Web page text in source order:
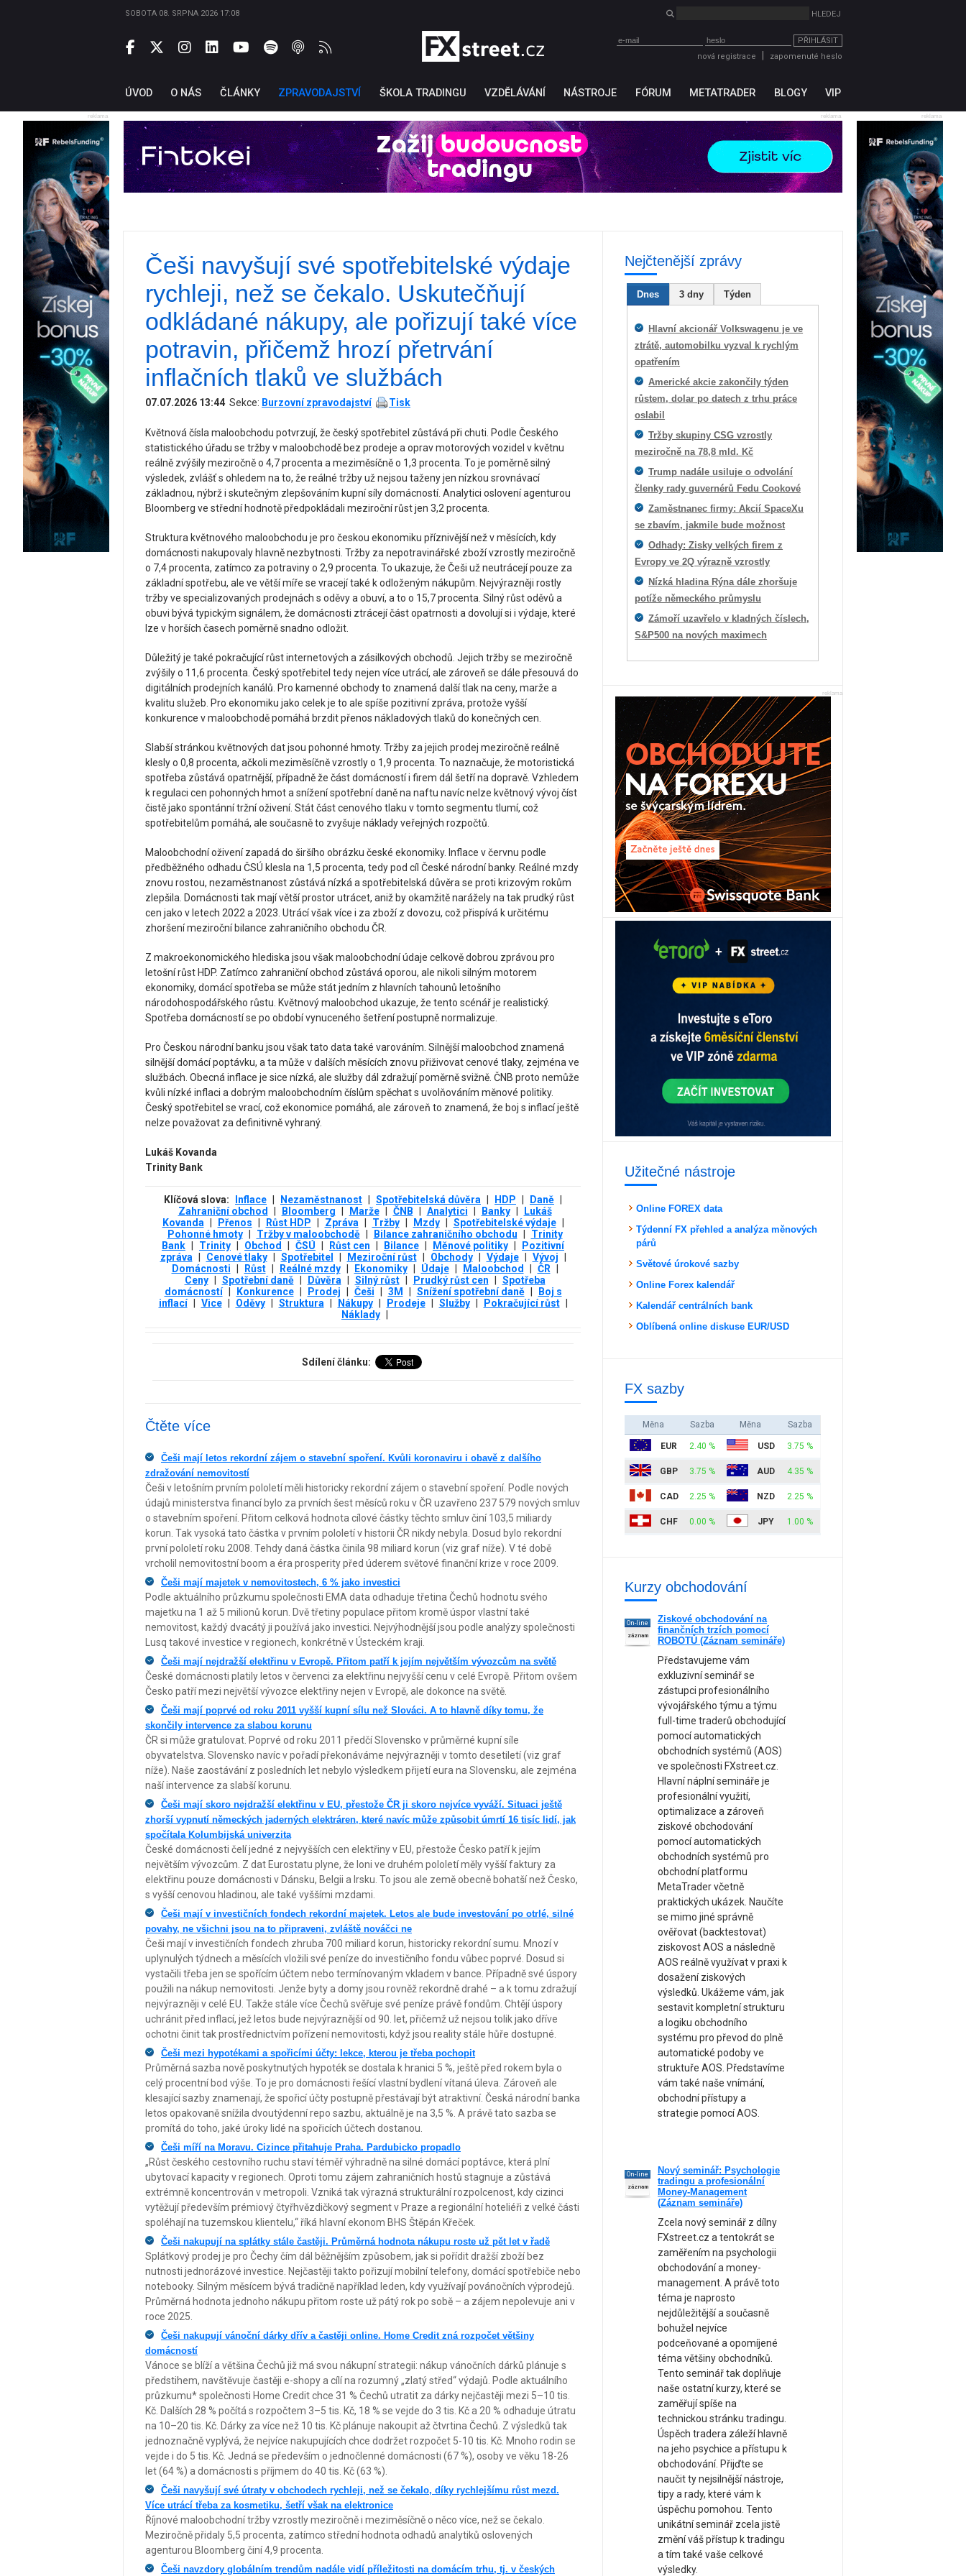
SOBOTA 08. SRPNA 2026 17:08
PŘIHLÁSIT
nová registrace
zapomenuté heslo
ÚVOD O NÁS ČLÁNKY ZPRAVODAJSTVÍ ŠKOLA TRADINGU VZDĚLÁVÁNÍ NÁSTROJE FÓRUM METATRADER BLOGY VIP
reklama reklama
reklama
Ticker Tape by TradingView
Češi navyšují své spotřebitelské výdaje
rychleji, než se čekalo. Uskutečňují
odkládané nákupy, ale pořizují také více
potravin, přičemž hrozí přetrvání
inflačních tlaků ve službách
07.07.2026 13:44 Sekce: Burzovní zpravodajství Tisk
Květnová čísla maloobchodu potvrzují, že český spotřebitel zůstává při chuti. Podle Českého
statistického úřadu se tržby v maloobchodě bez prodeje a oprav motorových vozidel v květnu
reálně zvýšily meziročně o 4,7 procenta a meziměsíčně o 1,3 procenta. To je poměrně silný
výsledek, zvlášť s ohledem na to, že reálné tržby už nejsou taženy jen nízkou srovnávací
základnou, nýbrž i skutečným zlepšováním kupní síly domácností. Analytici oslovení agenturou
Bloomberg ve střední hodnotě předpokládali meziroční růst jen 3,2 procenta.
Struktura květnového maloobchodu je pro českou ekonomiku příznivější než v měsících, kdy
domácnosti nakupovaly hlavně nezbytnosti. Tržby za nepotravinářské zboží vzrostly meziročně
o 7,4 procenta, zatímco za potraviny o 2,9 procenta. To ukazuje, že Češi už neutrácejí pouze za
základní spotřebu, ale ve větší míře se vracejí také k odloženým nákupům. Nejvýrazněji rostly
tržby ve specializovaných prodejnách s oděvy a obuví, a to o 15,7 procenta. Silný růst oděvů a
obuvi bývá typickým signálem, že domácnosti ztrácejí část opatrnosti a dovolují si i výdaje, které
lze v horších časech poměrně snadno odložit.
Důležitý je také pokračující růst internetových a zásilkových obchodů. Jejich tržby se meziročně
zvýšily o 11,6 procenta. Český spotřebitel tedy nejen více utrácí, ale zároveň se dále přesouvá do
digitálních prodejních kanálů. Pro kamenné obchody to znamená další tlak na ceny, marže a
kvalitu služeb. Pro ekonomiku jako celek je to ale spíše pozitivní zpráva, protože vyšší
konkurence v maloobchodě pomáhá brzdit přenos nákladových tlaků do konečných cen.
Slabší stránkou květnových dat jsou pohonné hmoty. Tržby za jejich prodej meziročně reálně
klesly o 0,8 procenta, ačkoli meziměsíčně vzrostly o 1,9 procenta. To naznačuje, že motoristická
spotřeba zůstává opatrnější, případně že část domácností i firem dál šetří na dopravě. Vzhledem
k regulaci cen pohonných hmot a snížení spotřební daně na naftu navíc nelze květnový vývoj číst
čistě jako spontánní tržní oživení. Stát část cenového tlaku v tomto segmentu tlumí, což
spotřebitelům pomáhá, ale současně to zvyšuje náklady veřejných rozpočtů.
Maloobchodní oživení zapadá do širšího obrázku české ekonomiky. Inflace v červnu podle
předběžného odhadu ČSÚ klesla na 1,5 procenta, tedy pod cíl České národní banky. Reálné mzdy
znovu rostou, nezaměstnanost zůstává nízká a spotřebitelská důvěra se proti krizovým rokům
zlepšila. Domácnosti tak mají větší prostor utrácet, aniž by okamžitě narážely na tak prudký růst
cen jako v letech 2022 a 2023. Utrácí však více i za zboží z dovozu, což přispívá k určitému
zhoršení meziroční bilance zahraničního obchodu ČR.
Z makroekonomického hlediska jsou však maloobchodní údaje celkově dobrou zprávou pro
letošní růst HDP. Zatímco zahraniční obchod zůstává oporou, ale nikoli silným motorem
ekonomiky, domácí spotřeba se může stát jedním z hlavních tahounů letošního
národohospodářského růstu. Květnový maloobchod ukazuje, že tento scénář je realistický.
Spotřeba domácností se po období vynuceného šetření postupně normalizuje.
Pro Českou národní banku jsou však tato data také varováním. Silnější maloobchod znamená
silnější domácí poptávku, a ta může v dalších měsících znovu přiživovat cenové tlaky, zejména ve
službách. Obecná inflace je sice nízká, ale služby dál zdražují poměrně svižně. ČNB proto nemůže
kvůli nízké inflaci a dobrým maloobchodním číslům spěchat s uvolňováním měnové politiky.
Český spotřebitel se vrací, což ekonomice pomáhá, ale zároveň to znamená, že boj s inflací ještě
nelze považovat za definitivně vyhraný.
Lukáš Kovanda
Trinity Bank
Klíčová slova: Inflace Nezaměstnanost Spotřebitelská důvěra HDP Daně
Zahraniční obchod
Bloomberg Marže ČNB Analytici Banky
Lukáš
Kovanda
Přenos Růst HDP Zpráva Tržby Mzdy Spotřebitelské výdaje
Pohonné hmoty
Tržby v maloobchodě Bilance zahraničního obchodu
Trinity
Bank
Trinity Obchod ČSÚ Růst cen Bilance Měnové politiky
Pozitivní
zpráva
Cenové tlaky Spotřebitel Meziroční růst Obchody Výdaje Vývoj
Domácnosti
Růst Reálné mzdy Ekonomiky Údaje Maloobchod ČR
Ceny
Spotřební daně Důvěra Silný růst Prudký růst cen
Spotřeba
domácností
Konkurence Prodej Češi 3М Snížení spotřební daně
Boj s
inflací
Vice Oděvy Struktura Nákupy Prodeje Služby Pokračující růst
Náklady
Sdílení článku:
Čtěte více
Češi mají letos rekordní zájem o stavební spoření. Kvůli koronaviru i obavě z dalšího
zdražování nemovitostí
Češi v letošním prvním pololetí měli historicky rekordní zájem o stavební spoření. Podle nových
údajů ministerstva financí bylo za prvních šest měsíců roku v ČR uzavřeno 237 579 nových smluv
o stavebním spoření. Přitom celková hodnota cílové částky těchto smluv činí 103,5 miliardy
korun. Tak vysoká tato částka v prvním pololetí v historii ČR nikdy nebyla. Dosud bylo rekordní
první pololetí roku 2008. Tehdy daná částka činila 98 miliard korun (viz graf níže). V té době
vrcholil nemovitostní boom a éra prosperity před úderem světové finanční krize v roce 2009.
Češi mají majetek v nemovitostech, 6 % jako investici
Podle aktuálního průzkumu společnosti EMA data odhaduje třetina Čechů hodnotu svého
majetku na 1 až 5 milionů korun. Dvě třetiny populace přitom kromě úspor vlastní také
nemovitost, každý dvacátý ji používá jako investici. Nejvýhodnější jsou podle analýzy společnosti
Lusq takové investice v regionech, konkrétně v Ústeckém kraji.
Češi mají nejdražší elektřinu v Evropě. Přitom patří k jejím největším vývozcům na světě
České domácnosti platily letos v červenci za elektřinu nejvyšší cenu v celé Evropě. Přitom ovšem
Česko patří mezi největší vývozce elektřiny nejen v Evropě, ale dokonce na světě.
Češi mají poprvé od roku 2011 vyšší kupní sílu než Slováci. A to hlavně díky tomu, že
skončily intervence za slabou korunu
ČR si může gratulovat. Poprvé od roku 2011 předčí Slovensko v průměrné kupní síle
obyvatelstva. Slovensko navíc v pořadí překonáváme nejvýrazněji v tomto desetiletí (viz graf
níže). Naše zaostávání z posledních let nebylo výsledkem přijetí eura na Slovensku, ale zejména
naší intervence za slabší korunu.
Češi mají skoro nejdražší elektřinu v EU, přestože ČR ji skoro nejvíce vyváží. Situaci ještě
zhorší vypnutí německých jaderných elektráren, které navíc může způsobit úmrtí 16 tisíc lidí, jak
spočítala Kolumbijská univerzita
České domácnosti čelí jedné z nejvyšších cen elektřiny v EU, přestože Česko patří k jejím
největším vývozcům. Z dat Eurostatu plyne, že loni ve druhém pololetí měly vyšší faktury za
elektřinu pouze domácnosti v Dánsku, Belgii a Irsku. To jsou ale země obecně bohatší než Česko,
s vyšší cenovou hladinou, ale také vyššími mzdami.
Češi mají v investičních fondech rekordní majetek. Letos ale bude investování po otrlé, silné
povahy, ne všichni jsou na to připraveni, zvláště nováčci ne
Češi mají v investičních fondech zhruba 700 miliard korun, historicky rekordní sumu. Mnozí v
uplynulých týdnech a měsících vložili své peníze do investičního fondu vůbec poprvé. Dosud si
vystačili třeba jen se spořícím účtem nebo termínovaným vkladem v bance. Případně své úspory
použili na nákup nemovitosti. Jenže byty a domy jsou rovněž rekordně drahé – a k tomu zdražují
nejvýrazněji v celé EU. Takže stále více Čechů svěřuje své peníze právě fondům. Chtějí úspory
uchránit před inflací, jež letos bude nejvýraznější od 90. let, přičemž už nejsou tolik jako dříve
ochotni činit tak prostřednictvím pořízení nemovitosti, když jsou reality stále hůře dostupné.
Češi mezi hypotékami a spořicími účty: lekce, kterou je třeba pochopit
Průměrná sazba nově poskytnutých hypoték se dostala k hranici 5 %, ještě před rokem byla o
celý procentní bod výše. To je pro domácnosti řešící vlastní bydlení vítaná úleva. Zároveň ale
klesající sazby znamenají, že spořicí účty postupně přestávají být atraktivní. Česká národní banka
letos opakovaně snížila dvoutýdenní repo sazbu, aktuálně je na 3,5 %. A právě tato sazba se
promítá do toho, jaké úroky lidé na spořicích účtech dostanou.
Češi míří na Moravu. Cizince přitahuje Praha. Pardubicko propadlo
„Růst českého cestovního ruchu staví téměř výhradně na silné domácí poptávce, která plní
ubytovací kapacity v regionech. Oproti tomu zájem zahraničních hostů stagnuje a zůstává
extrémně koncentrován v metropoli. Vzniká tak výrazná strukturální rozpolcenost, kdy cizinci
vytěžují především prémiový čtyřhvězdičkový segment v Praze a regionální hoteliéři z velké části
spoléhají na tuzemskou klientelu,“ říká hlavní ekonom BHS Štěpán Křeček.
Češi nakupují na splátky stále častěji. Průměrná hodnota nákupu roste už pět let v řadě
Splátkový prodej je pro Čechy čím dál běžnějším způsobem, jak si pořídit dražší zboží bez
nutnosti jednorázové investice. Nejčastěji takto pořizují mobilní telefony, domácí spotřebiče nebo
notebooky. Silným měsícem bývá tradičně například leden, kdy využívají povánočních výprodejů.
Průměrná hodnota jednoho nákupu přitom roste už pátý rok po sobě – a zájem nepolevuje ani v
roce 2025.
Češi nakupují vánoční dárky dřív a častěji online. Home Credit zná rozpočet většiny
domácností
Vánoce se blíží a většina Čechů již má svou nákupní strategii: nákup vánočních dárků plánuje s
předstihem, navštěvuje častěji e-shopy a cílí na rozumný „zlatý střed“ výdajů. Podle aktuálního
průzkumu* společnosti Home Credit chce 31 % Čechů utratit za dárky nejčastěji mezi 5–10 tis.
Kč. Dalších 28 % počítá s rozpočtem 3–5 tis. Kč, 18 % se vejde do 3 tis. Kč a 20 % odhaduje útratu
na 10–20 tis. Kč. Dárky za více než 10 tis. Kč plánuje nakoupit až čtvrtina Čechů. Z výsledků tak
jednoznačně vyplývá, že nejvíce nakupujících chce dodržet rozpočet 5-10 tis. Kč. Mnoho rodin se
vejde i do 5 tis. Kč. Jedná se především o jednočlenné domácnosti (67 %), osoby ve věku 18-26
let (64 %) a domácnosti s příjmem do 40 tis. Kč (63 %).
Češi navyšují své útraty v obchodech rychleji, než se čekalo, díky rychlejšímu růst mezd.
Více utrácí třeba za kosmetiku, šetří však na elektronice
Říjnové maloobchodní tržby vzrostly meziročně i meziměsíčně o něco více, než se čekalo.
Meziročně přidaly 5,5 procenta, zatímco střední hodnota odhadů analytiků oslovených
agenturou Bloomberg činí 4,9 procenta.
Češi navzdory globálním trendům nadále vidí příležitosti na domácím trhu, tj. v českých
Nejčtenější zprávy
Dnes 3 dny Týden
Hlavní akcionář Volkswagenu je ve
ztrátě, automobilku vyzval k rychlým
opatřením
Americké akcie zakončily týden
růstem, dolar po datech z trhu práce
oslabil
Tržby skupiny CSG vzrostly
meziročně na 78,8 mld. Kč
Trump nadále usiluje o odvolání
členky rady guvernérů Fedu Cookové
Zaměstnanec firmy: Akcií SpaceXu
se zbavím, jakmile bude možnost
Odhady: Zisky velkých firem z
Evropy ve 2Q výrazně vzrostly
Nízká hladina Rýna dále zhoršuje
potíže německého průmyslu
Zámoří uzavřelo v kladných číslech,
S&P500 na nových maximech
reklama
Užitečné nástroje
Online FOREX data
Týdenní FX přehled a analýza měnových
párů
Světové úrokové sazby
Online Forex kalendář
Kalendář centrálních bank
Oblíbená online diskuse EUR/USD
FX sazby
Měna Sazba Měna Sazba
EUR 2.40 % USD 3.75 %
GBP 3.75 % AUD 4.35 %
CAD 2.25 % NZD 2.25 %
CHF 0.00 % JPY 1.00 %
Kurzy obchodování
On-line
záznam
Ziskové obchodování na
finančních trzích pomocí
ROBOTŮ (Záznam semináře)
Představujeme vám
exkluzivní seminář se
zástupci profesionálního
vývojářského týmu a týmu
full-time traderů obchodující
pomocí automatických
obchodních systémů (AOS)
ve společnosti FXstreet.cz.
Hlavní náplní semináře je
profesionální využití,
optimalizace a zároveň
ziskové obchodování
pomocí automatických
obchodních systémů pro
obchodní platformu
MetaTrader včetně
praktických ukázek. Naučíte
se mimo jiné správně
ověřovat (backtestovat)
ziskovost AOS a následně
AOS reálně využívat v praxi k
dosažení ziskových
výsledků. Ukážeme vám, jak
sestavit kompletní strukturu
a logiku obchodního
systému pro převod do plně
automatické podoby ve
struktuře AOS. Představíme
vám také naše vnímání,
obchodní přístupy a
strategie pomocí AOS.
On-line
záznam
Nový seminář: Psychologie
tradingu a profesionální
Money-Management
(Záznam semináře)
Zcela nový seminář z dílny
FXstreet.cz a tentokrát se
zaměřením na psychologii
obchodování a money-
management. A právě toto
téma je naprosto
nejdůležitější a současně
bohužel nejvíce
podceňované a opomíjené
téma většiny obchodníků.
Tento seminář tak doplňuje
naše ostatní kurzy, které se
zaměřují spíše na
technickou stránku tradingu.
Úspěch tradera záleží hlavně
na jeho psychice a přístupu k
obchodování. Přijďte se
naučit ty nejsilnější nástroje,
tipy a rady, které vám k
úspěchu pomohou. Tento
unikátní seminář zcela jistě
změní váš přístup k tradingu
a tím také vaše celkové
výsledky.